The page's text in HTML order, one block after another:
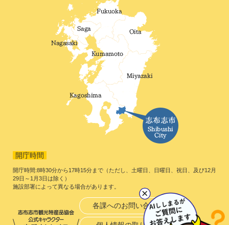
開庁時間
開庁時間:8時30分から17時15分まで（ただし、土曜日、日曜日、祝日、及び12月
29日～1月3日は除く）
施設部署によって異なる場合があります。
各課へのお問い合わせ